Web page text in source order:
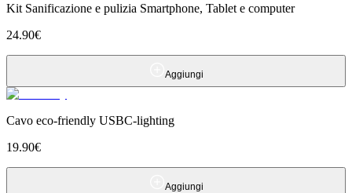
Kit Sanificazione e pulizia Smartphone, Tablet e computer
24.90€
Aggiungi
Cavo eco-friendly USBC-lighting
19.90€
Aggiungi